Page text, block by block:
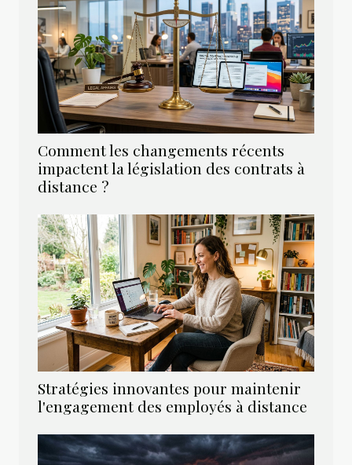
Comment les changements récents
impactent la législation des contrats à
distance ?
Stratégies innovantes pour maintenir
l'engagement des employés à distance